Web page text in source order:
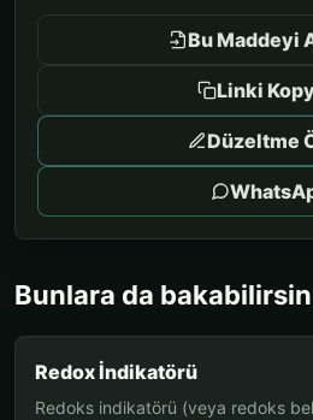
Bu Maddeyi
Linki
Düzeltme
Bunlara da bakabilirsin
Redox İndikatörü
Redoks indikatörü (veya redoks